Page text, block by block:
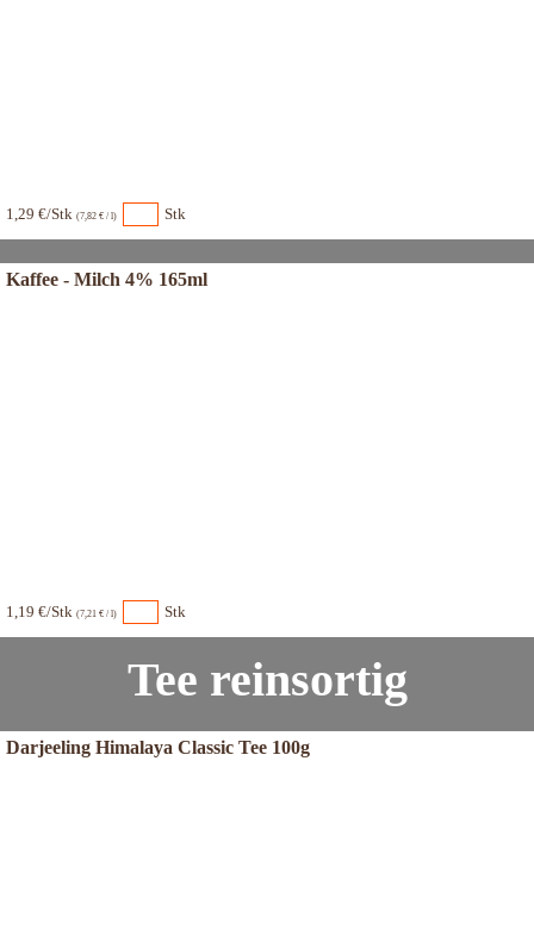
1,29 €/Stk (7,82 € / l) Stk
Kaffee - Milch 4% 165ml
1,19 €/Stk (7,21 € / l) Stk
Tee reinsortig
Darjeeling Himalaya Classic Tee 100g